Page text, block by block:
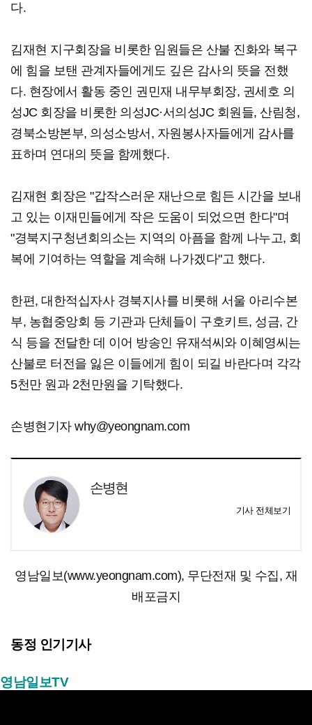
다.
김재현 지구회장을 비롯한 임원들은 산불 진화와 복구
에 힘을 보탠 관계자들에게도 깊은 감사의 뜻을 전했
다. 현장에서 활동 중인 권민재 내무부회장, 권세호 의
성JC 회장을 비롯한 의성JC·서의성JC 회원들, 산림청,
경북소방본부, 의성소방서, 자원봉사자들에게 감사를
표하며 연대의 뜻을 함께했다.
김재현 회장은 "갑작스러운 재난으로 힘든 시간을 보내
고 있는 이재민들에게 작은 도움이 되었으면 한다"며
"경북지구청년회의소는 지역의 아픔을 함께 나누고, 회
복에 기여하는 역할을 계속해 나가겠다"고 했다.
한편, 대한적십자사 경북지사를 비롯해 서울 아리수본
부, 농협중앙회 등 기관과 단체들이 구호키트, 성금, 간
식 등을 전달한 데 이어 방송인 유재석씨와 이혜영씨는
산불로 터전을 잃은 이들에게 힘이 되길 바란다며 각각
5천만 원과 2천만원을 기탁했다.
손병현기자 why@yeongnam.com
손병현
기사 전체보기
영남일보(www.yeongnam.com), 무단전재 및 수집, 재
배포금지
동정 인기기사
영남일보TV